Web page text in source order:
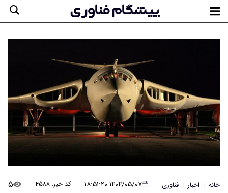
خانه | اخبار | فناوری ۱۴۰۴/۰۵/۰۷ ۱۸:۵۱:۲۰ کد خبر: ۴۵۸۸ ۵